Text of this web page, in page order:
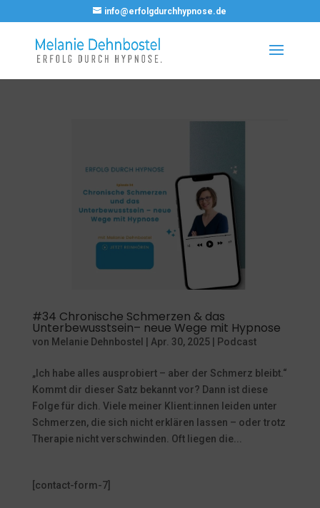
info@erfolgdurchhypnose.de
#34 Chronische Schmerzen & das
Unterbewusstsein– neue Wege mit Hypnose
von Melanie Dehnbostel Apr. 30, 2025| Podcast
„Ich habe alles ausprobiert – aber der Schmerz bleibt.“
Kommt dir dieser Satz bekannt vor? Dann ist diese
Folge für dich. Viele meiner Klient:innen leiden unter
Schmerzen, die sich nicht erklären lassen – oder trotz
Therapie nicht verschwinden. Oft liegen die...
[contact-form-7]